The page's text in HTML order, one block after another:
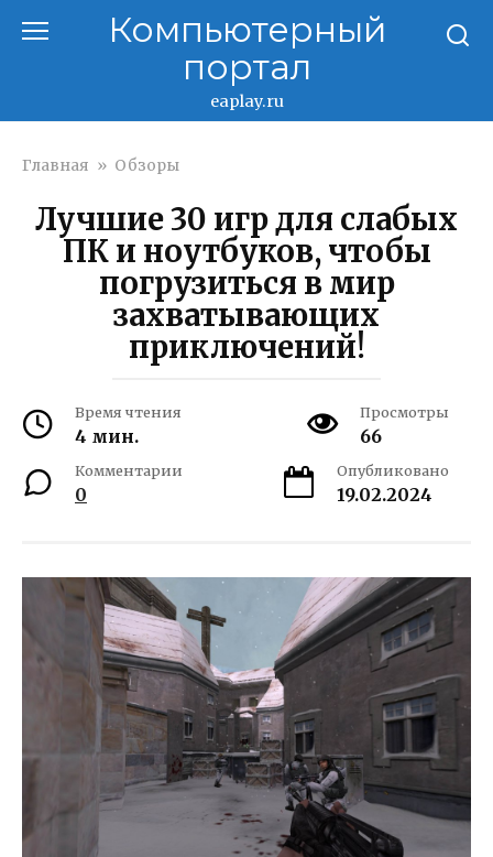
Компьютерный
портал
eaplay.ru
Главная » Обзоры
Лучшие 30 игр для слабых
ПК и ноутбуков, чтобы
погрузиться в мир
захватывающих
приключений!
Время чтения
4 мин.
Просмотры
66
Комментарии
0
Опубликовано
19.02.2024